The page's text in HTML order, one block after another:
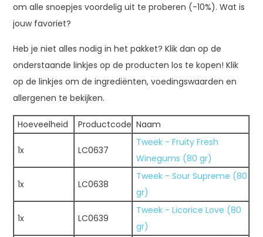
om alle snoepjes voordelig uit te proberen (-10%). Wat is
jouw favoriet?
Heb je niet alles nodig in het pakket? Klik dan op de
onderstaande linkjes op de producten los te kopen! Klik
op de linkjes om de ingrediënten, voedingswaarden en
allergenen te bekijken.
Hoeveelheid Productcode Naam
1x LC0637
Tweek - Fruity Fresh
Winegums (80 gr)
1x LC0638
Tweek - Sour Supreme (80
gr)
1x LC0639
Tweek - Licorice Love (80
gr)